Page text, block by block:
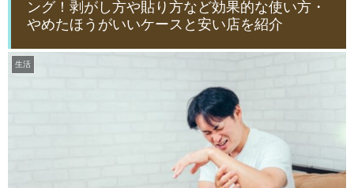
ング！剥がし方や貼り方など効果的な使い方・
やめたほうがいいケースと安い店を紹介
生活